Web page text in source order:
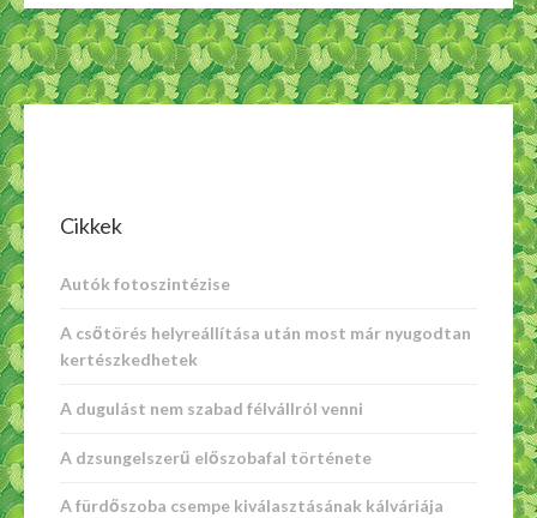
Cikkek
Autók fotoszintézise
A csőtörés helyreállítása után most már nyugodtan
kertészkedhetek
A dugulást nem szabad félvállról venni
A dzsungelszerű előszobafal története
A fürdőszoba csempe kiválasztásának kálváriája